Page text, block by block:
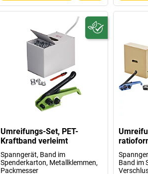
Umreifungs-Set, PET-
Kraftband verleimt
Spanngerät, Band im
Spenderkarton, Metallklemmen,
Packmesser
Band im